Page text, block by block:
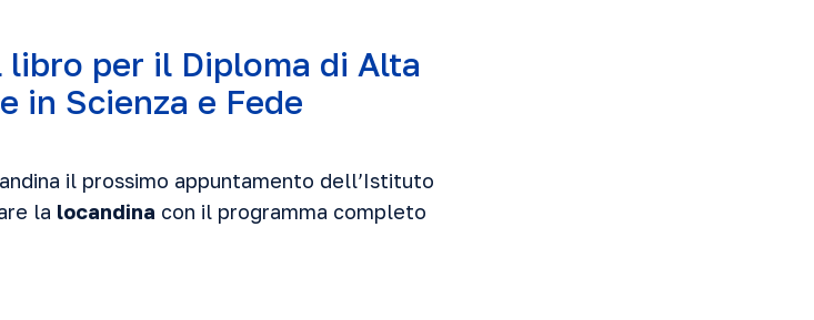
libro per il Diploma di Alta
in Scienza e Fede
il prossimo appuntamento dell’Istituto
la locandina con il programma completo